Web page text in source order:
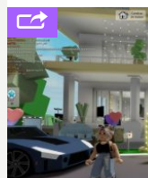
société privée,
l'obligation de
victoire pour la